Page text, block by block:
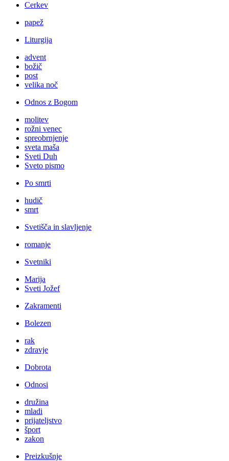
Cerkev
papež
Liturgija
advent
božič
post
velika noč
Odnos z Bogom
molitev
rožni venec
spreobrnjenje
sveta maša
Sveti Duh
Sveto pismo
Po smrti
hudič
smrt
Svetišča in slavljenje
romanje
Svetniki
Marija
Sveti Jožef
Zakramenti
Bolezen
rak
zdravje
Dobrota
Odnosi
družina
mladi
prijateljstvo
šport
zakon
Preizkušnje